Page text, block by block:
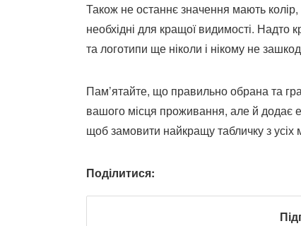
Також не останнє значення мають
необхідні для кращої видимості.
та логотипи ще ніколи і нікому не
Пам’ятайте, що правильно обрана та
вашого місця проживання, але й додає
щоб замовити найкращу табличку з усіх
Поділитися: